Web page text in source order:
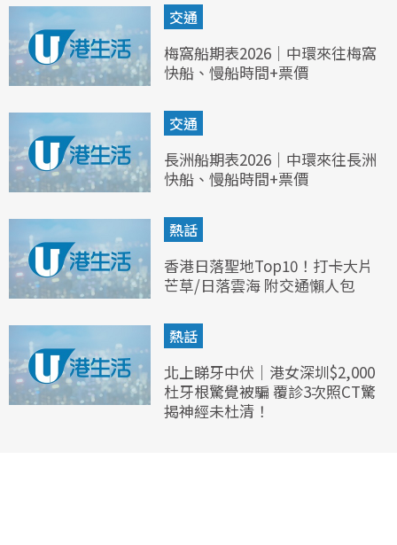
交通
梅窩船期表2026｜中環來往梅窩
快船、慢船時間+票價
交通
長洲船期表2026｜中環來往長洲
快船、慢船時間+票價
熱話
香港日落聖地Top10！打卡大片
芒草/日落雲海 附交通懶人包
熱話
北上睇牙中伏｜港女深圳$2,000
杜牙根驚覺被騙 覆診3次照CT驚
揭神經未杜清！